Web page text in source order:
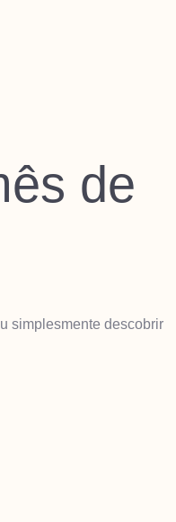
de
simplesmente descobrir